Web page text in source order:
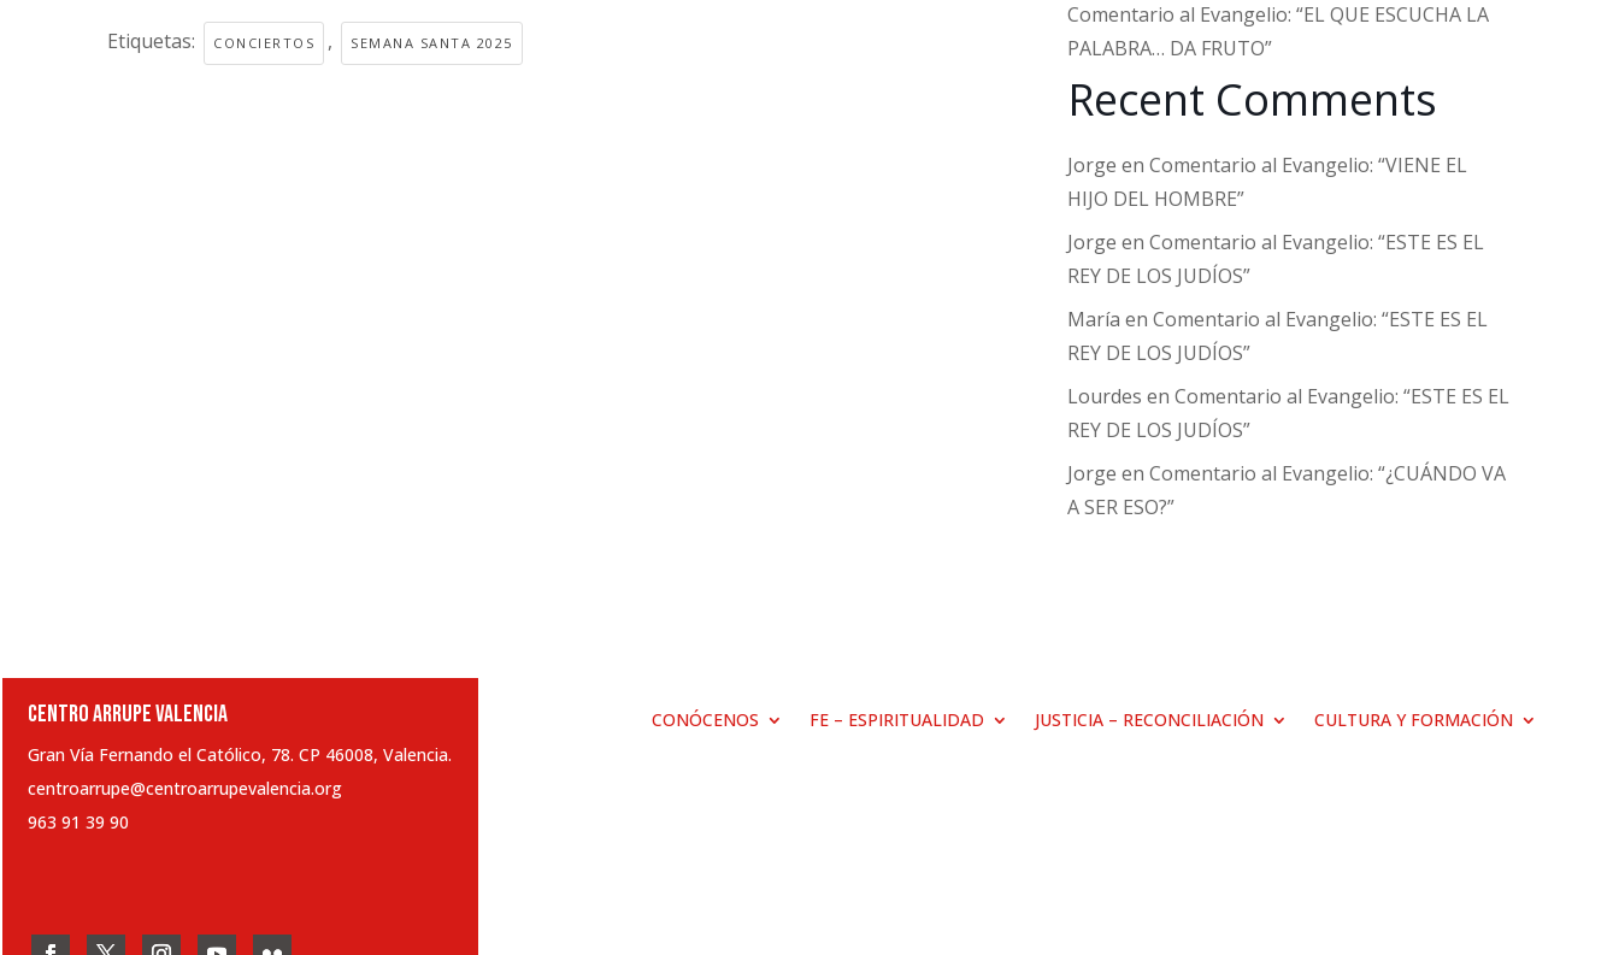
Etiquetas: CONCIERTOS , SEMANA SANTA 2025
Comentario al Evangelio: “EL QUE ESCUCHA LA
PALABRA… DA FRUTO”
Recent Comments
Jorge enComentario al Evangelio: “VIENE EL
HIJO DEL HOMBRE”
Jorge enComentario al Evangelio: “ESTE ES EL
REY DE LOS JUDÍOS”
María enComentario al Evangelio: “ESTE ES EL
REY DE LOS JUDÍOS”
Lourdes enComentario al Evangelio: “ESTE ES EL
REY DE LOS JUDÍOS”
Jorge enComentario al Evangelio: “¿CUÁNDO VA
A SER ESO?”
CENTRO ARRUPE VALENCIA
Gran Vía Fernando el Católico, 78. CP 46008, Valencia.
centroarrupe@centroarrupevalencia.org
963 91 39 90
CONÓCENOS FE – ESPIRITUALIDAD JUSTICIA – RECONCILIACIÓN CULTURA Y FORMACIÓN